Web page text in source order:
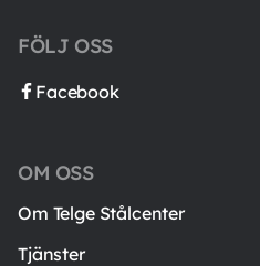
FÖLJ OSS
Facebook
OM OSS
Om Telge Stålcenter
Tjänster